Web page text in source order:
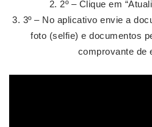
2º – Clique em
3º – No aplicativo envie a
foto (selfie) e documentos
comprovante de